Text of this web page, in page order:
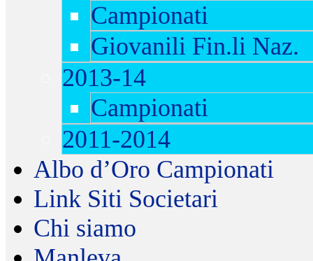
Campionati
Giovanili Fin.li Naz.
2013-14
Campionati
2011-2014
Albo d’Oro Campionati
Link Siti Societari
Chi siamo